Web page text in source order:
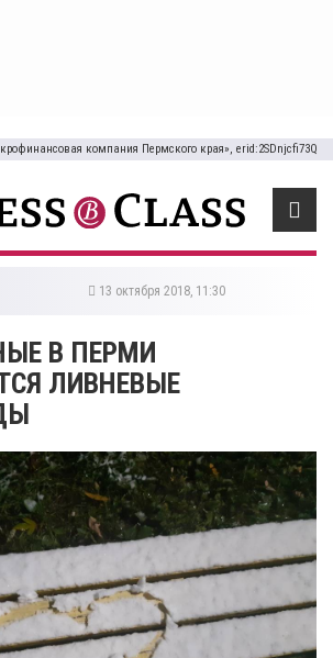
компания Пермского края», erid:2SDnjcfi73Q
13 октября 2018, 11:30
В ПЕРМИ
ЛИВНЕВЫЕ